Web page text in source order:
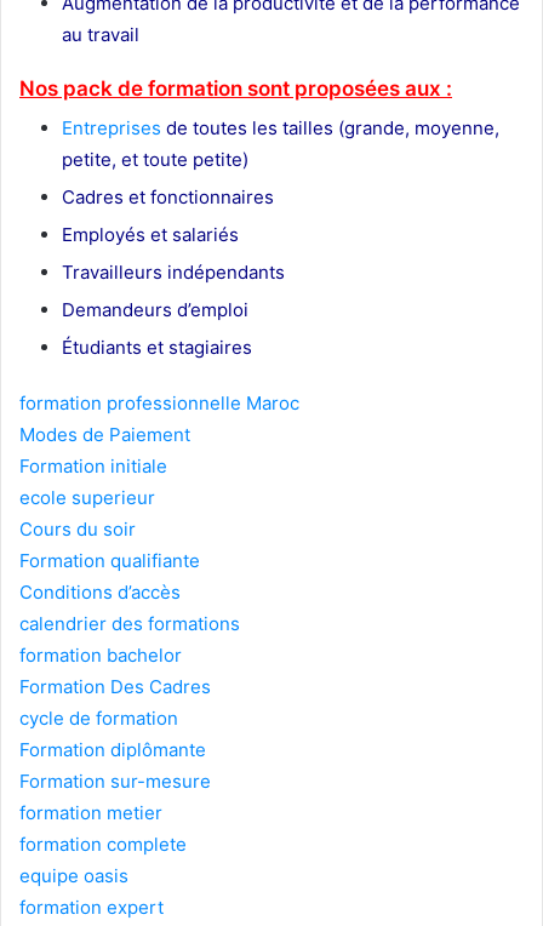
au travail
Nos pack de formation sont proposées aux :
Entreprises de toutes les tailles (grande, moyenne,
petite, et toute petite)
Cadres et fonctionnaires
Employés et salariés
Travailleurs indépendants
Demandeurs d’emploi
Étudiants et stagiaires
formation professionnelle Maroc
Modes de Paiement
Formation initiale
ecole superieur
Cours du soir
Formation qualifiante
Conditions d’accès
calendrier des formations
formation bachelor
Formation Des Cadres
cycle de formation
Formation diplômante
Formation sur-mesure
formation metier
formation complete
equipe oasis
formation expert